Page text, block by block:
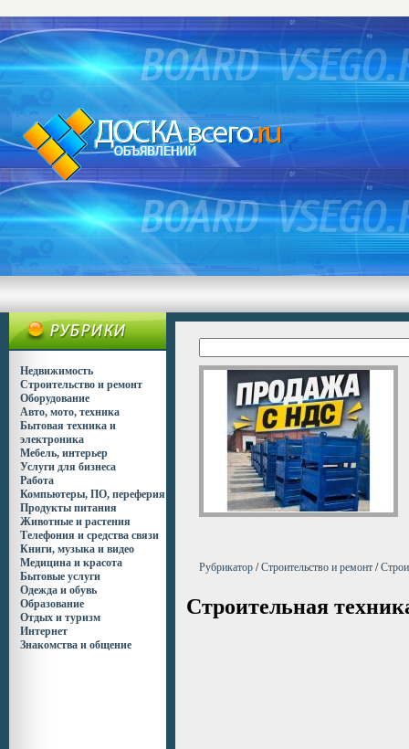
Недвижимость
Строительство и ремонт
Оборудование
Авто, мото, техника
Бытовая техника и
электроника
Мебель, интерьер
Услуги для бизнеса
Работа
Компьютеры, ПО, переферия
Продукты питания
Животные и растения
Телефония и средства связи
Книги, музыка и видео
Медицина и красота
Бытовые услуги
Одежда и обувь
Образование
Отдых и туризм
Интернет
Знакомства и общение
Рубрикатор /Строительство и ремонт /
Строительная